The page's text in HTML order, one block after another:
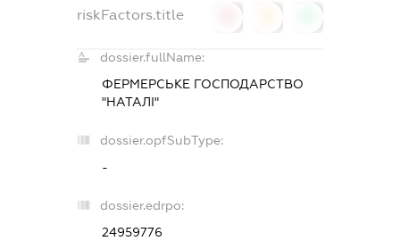
riskFactors.title
dossier.fullName:
ФЕРМЕРСЬКЕ ГОСПОДАРСТВО
"НАТАЛІ"
dossier.opfSubType:
-
dossier.edrpo:
24959776